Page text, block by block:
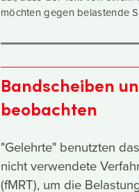
möchten gegen belastende
Bandscheiben
beobachten
"Gelehrte" benutzten
nicht verwendete
(fMRT), um die